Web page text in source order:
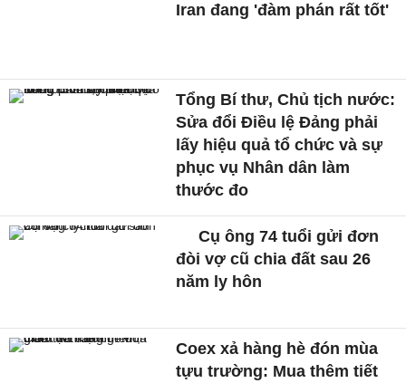
Iran đang 'đàm phán rất tốt'
Tổng Bí thư, Chủ tịch nước:
Sửa đổi Điều lệ Đảng phải
lấy hiệu quả tổ chức và sự
phục vụ Nhân dân làm
thước đo
Cụ ông 74 tuổi gửi đơn
đòi vợ cũ chia đất sau 26
năm ly hôn
Coex xả hàng hè đón mùa
tựu trường: Mua thêm tiết